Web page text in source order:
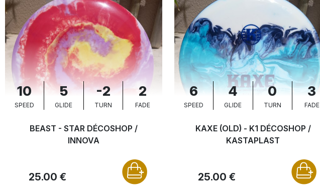
10
SPEED
5
GLIDE
-2
TURN
2
FADE
BEAST - STAR DÉCOSHOP /
INNOVA
25.00 €
6
SPEED
4
GLIDE
0
TURN
3
FADE
KAXE (OLD) - K1 DÉCOSHOP /
KASTAPLAST
25.00 €